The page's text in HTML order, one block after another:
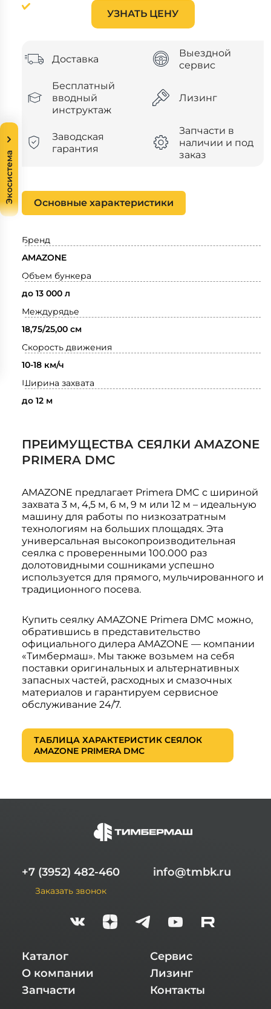
УЗНАТЬ ЦЕНУ
Доставка
Выездной
сервис
Бесплатный
вводный
инструктаж
Лизинг
Заводская
гарантия
Запчасти в
наличии и под
заказ
Основные характеристики
Бренд
AMAZONE
Объем бункера
до 13 000 л
Междурядье
18,75/25,00 см
Скорость движения
10-18 км/ч
Ширина захвата
до 12 м
ПРЕИМУЩЕСТВА СЕЯЛКИ AMAZONE
PRIMERA DMC
AMAZONE предлагает Primera DMC с шириной
захвата 3 м, 4,5 м, 6 м, 9 м или 12 м – идеальную
машину для работы по низкозатратным
технологиям на больших площадях. Эта
универсальная высокопроизводительная
сеялка с проверенными 100.000 раз
долотовидными сошниками успешно
используется для прямого, мульчированного и
традиционного посева.
Купить сеялку AMAZONE Primera DMC можно,
обратившись в представительство
официального дилера AMAZONE — компании
«Тимбермаш». Мы также возьмем на себя
поставки оригинальных и альтернативных
запасных частей, расходных и смазочных
материалов и гарантируем сервисное
обслуживание 24/7.
ТАБЛИЦА ХАРАКТЕРИСТИК СЕЯЛОК
AMAZONE PRIMERA DMC
+7 (3952) 482-460
Заказать звонок
info@tmbk.ru
Каталог
О компании
Запчасти
Сервис
Лизинг
Контакты
Экосистема